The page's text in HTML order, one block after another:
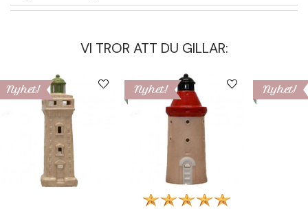
VI TROR ATT DU GILLAR:
Nyhet! Nyhet! Nyhet!